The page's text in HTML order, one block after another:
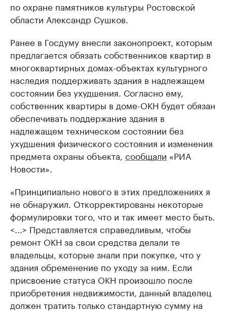
по охране памятников культуры Ростовской
области Александр Сушков.
Ранее в Госдуму внесли законопроект, которым
предлагается обязать собственников квартир в
многоквартирных домах-объектах культурного
наследия поддерживать здания в надлежащем
состоянии без ухудшения. Согласно ему,
собственник квартиры в доме-ОКН будет обязан
обеспечивать поддержание здания в
надлежащем техническом состоянии без
ухудшения физического состояния и изменения
предмета охраны объекта, сообщали «РИА
Новости».
«Принципиально нового в этих предложениях я
не обнаружил. Откорректированы некоторые
формулировки того, что и так имеет место быть.
<...> Представляется справедливым, чтобы
ремонт ОКН за свои средства делали те
владельцы, которые знали при покупке, что у
здания обременение по уходу за ним. Если
присвоение статуса ОКН произошло после
приобретения недвижимости, данный владелец
должен тратить только стандартную сумму на